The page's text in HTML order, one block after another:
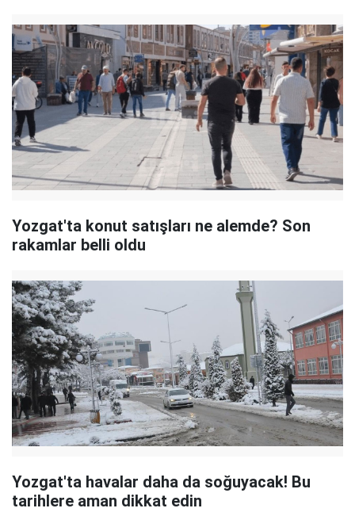
Yozgat'ta konut satışları ne alemde? Son
rakamlar belli oldu
Yozgat'ta havalar daha da soğuyacak! Bu
tarihlere aman dikkat edin